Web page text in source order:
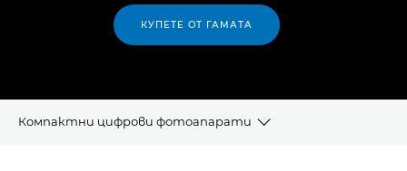
КУПЕТЕ ОТ ГАМАТА
Компактни цифрови фотоапарати